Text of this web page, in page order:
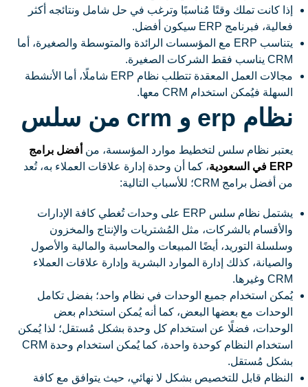
إذا كانت تملك وقتًا مُناسبًا وترغب في حل شامل ونتائجه أكثر
فعالية، فبرنامج ERP سيكون أفضل.
يتناسب ERP مع المؤسسات الرائدة والمتوسطة والصغيرة، أما
CRM يناسب فقط الشركات الصغيرة.
مجالات العمل المعقدة تتطلب نظام ERP شاملًا، أما الأنشطة
السهلة فيُمكن استخدام CRM معها.
نظام erp و crm من سلس
يعتبر نظام سلس لتخطيط موارد المؤسسة، من أفضل برامج
ERP في السعودية
، كما أن وحدة إدارة علاقات العملاء به، تُعد
من أفضل برامج CRM؛ للأسباب التالية:
يشتمل نظام سلس ERP على وحدات تُغطي كافة الإدارات
والأقسام بالشركات، مثل المُشتريات والإنتاج والمخزون
وسلسلة التوريد، أيضًا المبيعات والمحاسبة والمالية والأصول
والصيانة، كذلك إدارة الموارد البشرية وإدارة علاقات العملاء
CRM وغيرها.
يُمكن استخدام جميع الوحدات في نظام واحد؛ بفضل تكامل
الوحدات مع بعضها البعض، كما أنه يُمكن استخدام بعض
الوحدات، فضلًا عن استخدام كل وحدة بشكل مُستقل؛ لذا يُمكن
استخدام النظام كوحدة واحدة، كما يُمكن استخدام وحدة CRM
بشكل مُستقل.
النظام قابل للتخصيص بشكل لا نهائي، حيث يتوافق مع كافة